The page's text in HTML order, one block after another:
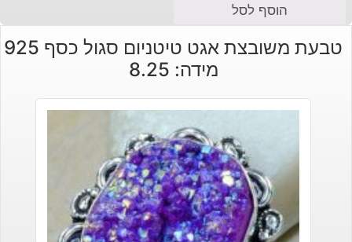
הוסף לסל
טבעת משובצת אגט טיטניום סגול כסף 925
מידה: 8.25